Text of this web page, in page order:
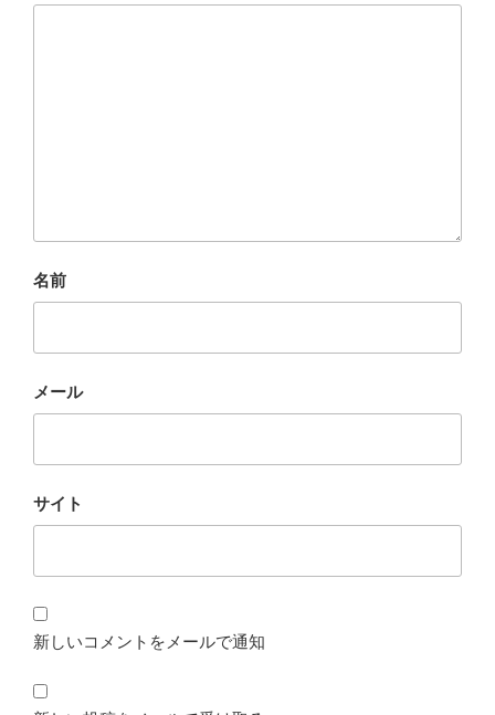
名前
メール
サイト
新しいコメントをメールで通知